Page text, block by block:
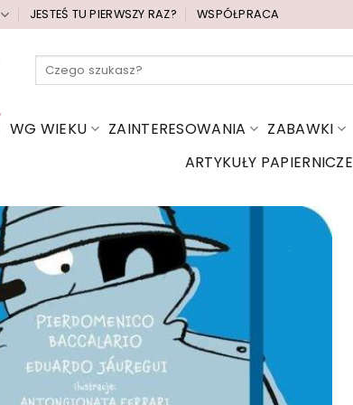
JESTEŚ TU PIERWSZY RAZ? WSPÓŁPRACA
Szukaj:
WG WIEKU ZAINTERESOWANIA ZABAWKI
ARTYKUŁY PAPIERNICZE